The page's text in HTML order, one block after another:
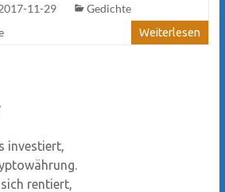
11-29
Gedichte
Weiterlesen
investiert,
rentiert,